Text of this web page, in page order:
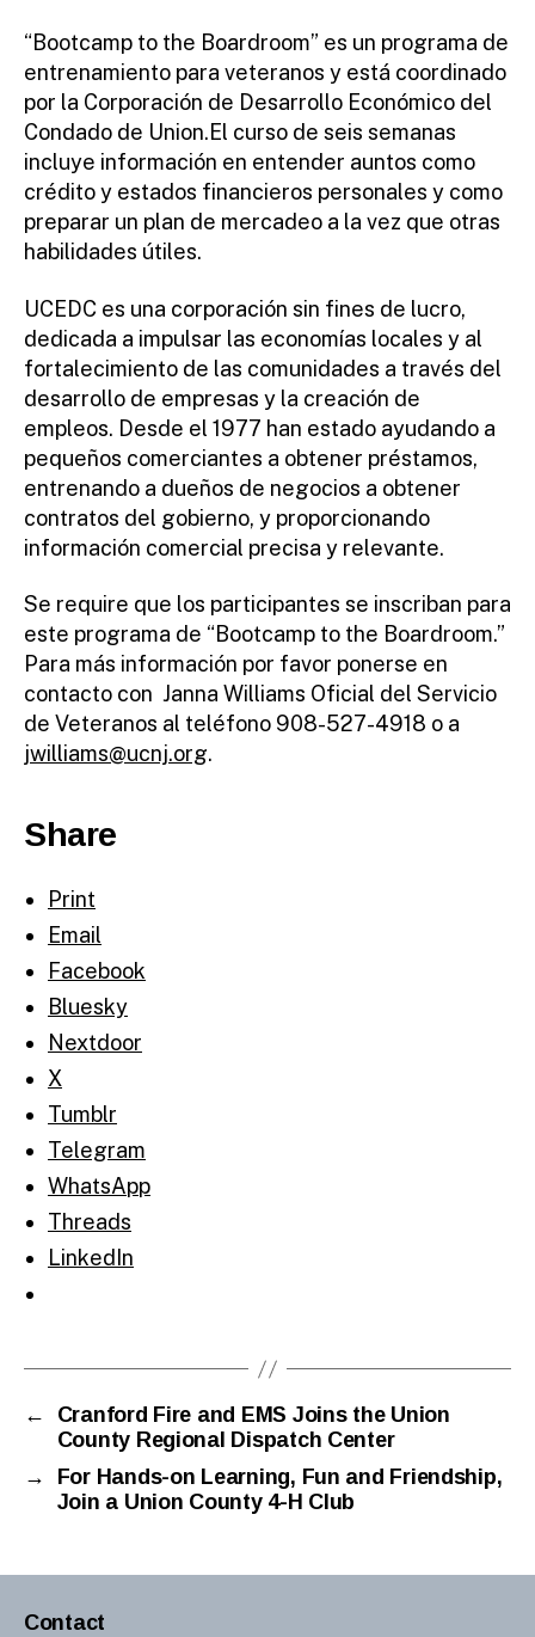
“Bootcamp to the Boardroom” es un programa de
entrenamiento para veteranos y está coordinado
por la Corporación de Desarrollo Económico del
Condado de Union.El curso de seis semanas
incluye información en entender auntos como
crédito y estados financieros personales y como
preparar un plan de mercadeo a la vez que otras
habilidades útiles.
UCEDC es una corporación sin fines de lucro,
dedicada a impulsar las economías locales y al
fortalecimiento de las comunidades a través del
desarrollo de empresas y la creación de
empleos. Desde el 1977 han estado ayudando a
pequeños comerciantes a obtener préstamos,
entrenando a dueños de negocios a obtener
contratos del gobierno, y proporcionando
información comercial precisa y relevante.
Se require que los participantes se inscriban para
este programa de “Bootcamp to the Boardroom.”
Para más información por favor ponerse en
contacto con Janna Williams Oficial del Servicio
de Veteranos al teléfono 908-527-4918 o a
jwilliams@ucnj.org.
Share
Print
Email
Facebook
Bluesky
Nextdoor
X
Tumblr
Telegram
WhatsApp
Threads
LinkedIn
←
Cranford Fire and EMS Joins the Union
County Regional Dispatch Center
→
For Hands-on Learning, Fun and Friendship,
Join a Union County 4-H Club
Contact